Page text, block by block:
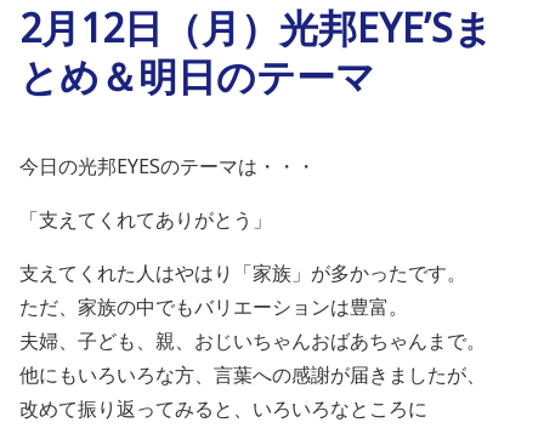
2月12日（月）光邦EYE’Sま
とめ＆明日のテーマ
今日の光邦EYESのテーマは・・・
「支えてくれてありがとう」
支えてくれた人はやはり「家族」が多かったです。
ただ、家族の中でもバリエーションは豊富。
夫婦、子ども、親、おじいちゃんおばあちゃんまで。
他にもいろいろな方、言葉への感謝が届きましたが、
改めて振り返ってみると、いろいろなところに